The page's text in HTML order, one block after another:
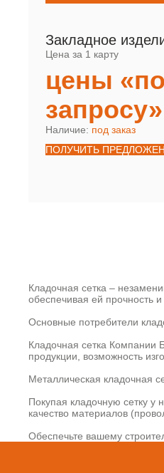
Закладное
Цена за 1 карту
цены «по
запросу»
Наличие: под заказ
ПОЛУЧИТЬ
Кладочная сетка –
обеспечивая ей прочность и
Основные потребители
Кладочная сетка Компании
продукции, возможность
Металлическая кладочная
Покупая кладочную сетку у
качество материалов
Обеспечьте вашему